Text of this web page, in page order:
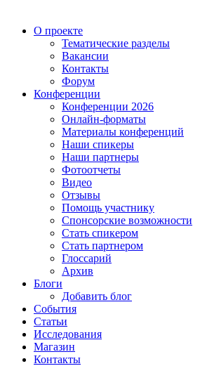
О проекте
Тематические разделы
Вакансии
Контакты
Форум
Конференции
Конференции 2026
Онлайн-форматы
Материалы конференций
Наши спикеры
Наши партнеры
Фотоотчеты
Видео
Отзывы
Помощь участнику
Спонсорские возможности
Стать спикером
Стать партнером
Глоссарий
Архив
Блоги
Добавить блог
События
Статьи
Исследования
Магазин
Контакты